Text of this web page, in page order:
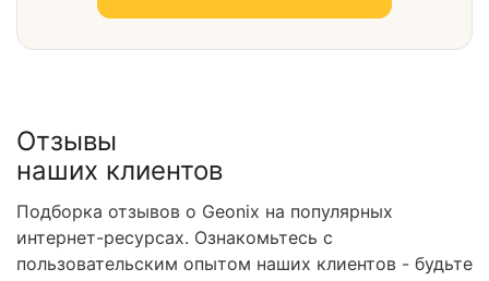
Отзывы
наших клиентов
Подборка отзывов о Geonix на популярных
интернет-ресурсах. Ознакомьтесь с
пользовательским опытом наших клиентов - будьте